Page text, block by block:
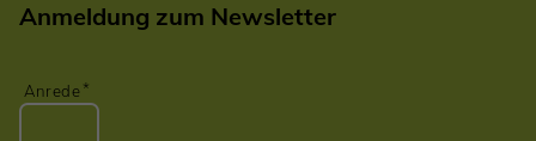
Anmeldung zum Newsletter
Anrede